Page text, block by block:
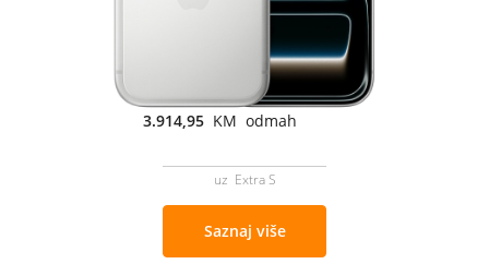
3.914,95 KM odmah
uz Extra S
Saznaj više